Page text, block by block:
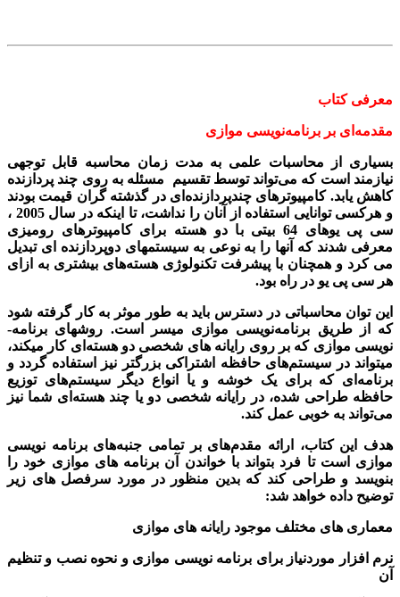
معرفی کتاب
مقدمه‌ای بر برنامه‌­نویسی موازی
بسیاری از محاسبات علمی به مدت­ زمان محاسبه قابل توجهی
نیازمند است که می‌­تواند توسط تقسیم مسئله به روی چند پردازنده
کاهش یابد. کامپیوترهای چندپردازنده­‌ای در گذشته گران قیمت بودند
و هرکسی توانایی استفاده از آنان را نداشت، تا اینکه در سال 2005 ،
سی ­پی ­یو­های 64 بیتی با دو هسته برای کامپیوترهای رومیزی
معرفی شدند که آنها را به­ نوعی به سیستم­های دوپردازنده­ ای تبدیل
می­ کرد و همچنان با پیشرفت تکنولوژی هسته­‌های بیشتری به ازای
هر سی­ پی­ یو در راه بود.
این توان محاسباتی در دسترس باید به طور موثر به کار گرفته شود
که از طریق برنامه‌­نویسی موازی میسر است. روش­های برنامه‌­
نویسی موازی که بر روی رایانه ­های شخصی دو هسته‌ای کار می­کند،
می­تواند در سیستم­‌های حافظه اشتراکی بزرگتر نیز استفاده گردد و
برنامه­‌ای که برای یک خوشه و یا انواع دیگر سیستم‌­های توزیع
حافظه طراحی شده، در رایانه شخصی دو یا چند هسته‌­ای شما نیز
می‌­تواند به خوبی عمل کند.
هدف این کتاب، ارائه مقدم‌ه­ای بر تمامی جنبه­‌های برنامه ­نویسی
موازی است تا فرد بتواند با خواندن آن برنامه­ های موازی خود را
بنویسد و طراحی کند که بدین منظور در مورد سرفصل های زیر
توضیح داده خواهد شد:
معماری­ های مختلف موجود رایانه ­های موازی
نرم ­افزار موردنیاز برای برنامه ­نویسی موازی و نحوه نصب و تنظیم
آن